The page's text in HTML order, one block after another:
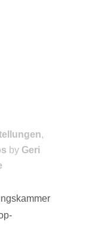
,
by Geri